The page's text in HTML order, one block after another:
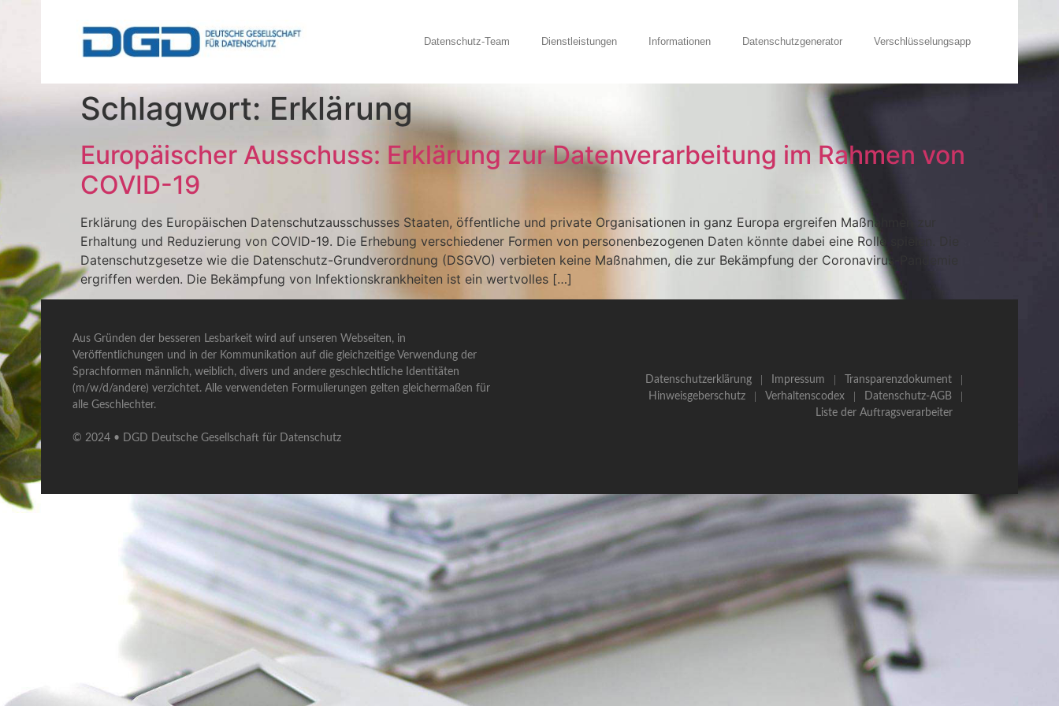
Datenschutz-Team Dienstleistungen Informationen Datenschutzgenerator Verschlüsselungsapp
Schlagwort: Erklärung
Europäischer Ausschuss: Erklärung zur Datenverarbeitung im Rahmen von
COVID-19
Erklärung des Europäischen Datenschutzausschusses Staaten, öffentliche und private Organisationen in ganz Europa ergreifen Maßnahmen zur
Erhaltung und Reduzierung von COVID-19. Die Erhebung verschiedener Formen von personenbezogenen Daten könnte dabei eine Rolle spielen. Die
Datenschutzgesetze wie die Datenschutz-Grundverordnung (DSGVO) verbieten keine Maßnahmen, die zur Bekämpfung der Coronavirus-Pandemie
ergriffen werden. Die Bekämpfung von Infektionskrankheiten ist ein wertvolles […]
Aus Gründen der besseren Lesbarkeit wird auf unseren Webseiten, in
Veröffentlichungen und in der Kommunikation auf die gleichzeitige Verwendung der
Sprachformen männlich, weiblich, divers und andere geschlechtliche Identitäten
(m/w/d/andere) verzichtet. Alle verwendeten Formulierungen gelten gleichermaßen für
alle Geschlechter.
© 2024 • DGD Deutsche Gesellschaft für Datenschutz
Datenschutzerklärung Impressum
Transparenzdokument
Hinweisgeberschutz
Verhaltenscodex
Datenschutz-AGB
Liste der Auftragsverarbeiter